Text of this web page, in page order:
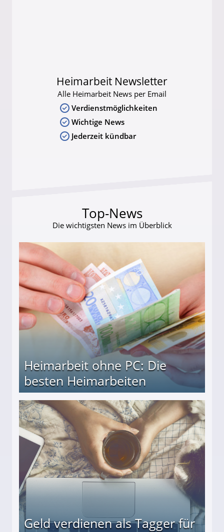
Heimarbeit Newsletter
Alle Heimarbeit News per Email
Verdienstmöglichkeiten
Wichtige News
Jederzeit kündbar
Top-News
Die wichtigsten News im Überblick
Heimarbeit ohne PC: Die
besten Heimarbeiten
Geld verdienen als Tagger für